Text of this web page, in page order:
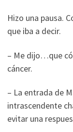
Hizo una pausa.
que iba a decir.
– Me dijo…que
cáncer.
– La entrada de
intrascendente
evitar una